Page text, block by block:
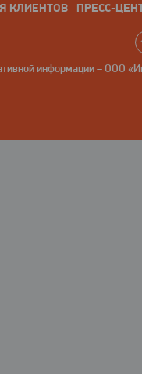
КЛИЕНТОВ ПРЕСС-
информации – ООО